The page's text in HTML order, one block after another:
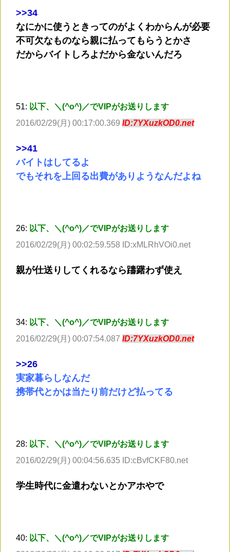
>>34
なにかに使うときってのがよくわからんが必要
不可欠なものなら親に払ってもらうとかさ
だからバイトしろよだから金ないんだろ
51: 以下、＼(^o^)／でVIPがお送りします
2016/02/29(月) 00:17:00.369 ID:7YXuzkOD0.net
>>41
バイトはしてるよ
でもそれを上回る出費がありようなんだよね
26: 以下、＼(^o^)／でVIPがお送りします
2016/02/29(月) 00:02:59.558 ID:xMLRhVOi0.net
親が仕送りしてくれるなら躊躇わず使え
34: 以下、＼(^o^)／でVIPがお送りします
2016/02/29(月) 00:07:54.087 ID:7YXuzkOD0.net
>>26
実家暮らしなんだ
携帯代とかは当たり前だけど払ってる
28: 以下、＼(^o^)／でVIPがお送りします
2016/02/29(月) 00:04:56.635 ID:cBvfCKF80.net
学生時代に金遣わないとかアホやで
40: 以下、＼(^o^)／でVIPがお送りします